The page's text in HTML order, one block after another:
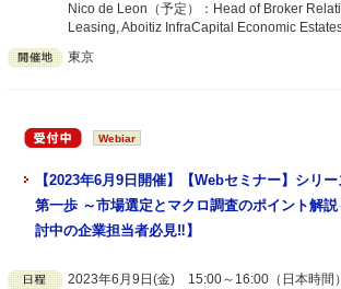
Nico de Leon（予定）：Head of Broker
Leasing, Aboitiz InfraCapital Economic
東京
Webiar
【2023年6月9日開催】【Webセミナー】シリ
第一歩 ～市場選定とマクロ調査のポイント解
討中の企業担当者必見‼】
2023年6月9日(金) 15:00～16:00（日本時間